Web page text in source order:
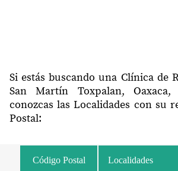
Si estás buscando una Clínica de
San Martín Toxpalan,
conozcas las Localidades con su
Postal:
Código Postal Localidades